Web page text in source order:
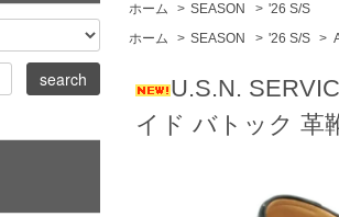
ホーム
> SEASON > '26 S/S
ホーム
> SEASON > '26 S/S >
U.S.N.
イド バトック 革